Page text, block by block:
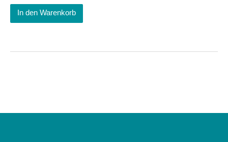
In den Warenkorb